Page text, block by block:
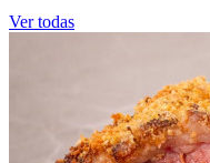
Ver todas